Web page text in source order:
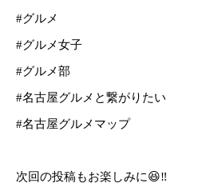
#グルメ
#グルメ女子
#グルメ部
#名古屋グルメと繋がりたい
#名古屋グルメマップ
次回の投稿もお楽しみに😆‼️